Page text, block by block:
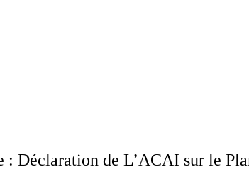
: Déclaration de L’ACAI sur le